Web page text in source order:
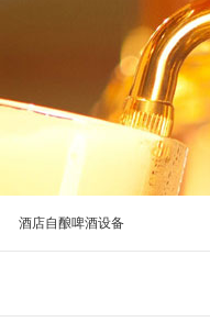
酒店自酿啤酒设备